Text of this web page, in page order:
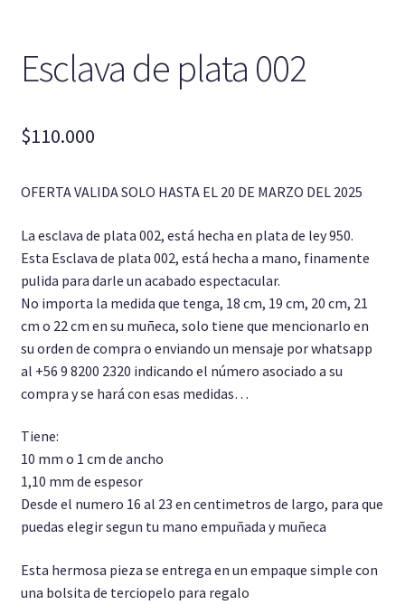
Pulseras
Esclava de plata 002
$110.000
OFERTA VALIDA SOLO HASTA EL 20 DE MARZO DEL 2025
La esclava de plata 002, está hecha en plata de ley 950.
Esta Esclava de plata 002, está hecha a mano, finamente
pulida para darle un acabado espectacular.
No importa la medida que tenga, 18 cm, 19 cm, 20 cm, 21
cm o 22 cm en su muñeca, solo tiene que mencionarlo en
su orden de compra o enviando un mensaje por whatsapp
al +56 9 8200 2320 indicando el número asociado a su
compra y se hará con esas medidas…
Tiene:
10 mm o 1 cm de ancho
1,10 mm de espesor
Desde el numero 16 al 23 en centimetros de largo, para que
puedas elegir segun tu mano empuñada y muñeca
Esta hermosa pieza se entrega en un empaque simple con
una bolsita de terciopelo para regalo